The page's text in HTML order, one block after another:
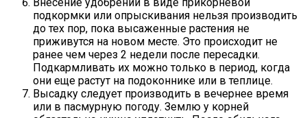
Внесение удобрений в виде прикорневой
подкормки или опрыскивания нельзя производить
до тех пор, пока высаженные растения не
приживутся на новом месте. Это происходит не
ранее чем через 2 недели после пересадки.
Подкармливать их можно только в период, когда
они еще растут на подоконнике или в теплице.
Высадку следует производить в вечернее время
или в пасмурную погоду. Землю у корней